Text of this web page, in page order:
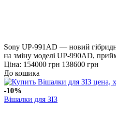
Sony UP-991AD — новий
на зміну моделі UP-990AD,
Ціна: 154000 грн 138600 грн
До кошика
-10%
Вішалки для ЗІЗ